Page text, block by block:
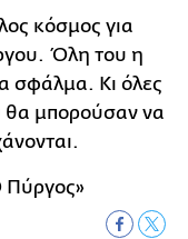
κόσμος για
Όλη του η
σφάλμα. Κι όλες
θα μπορούσαν να